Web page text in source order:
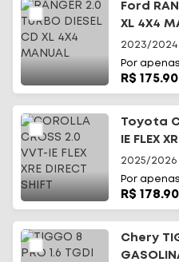
Ford
XL 4X4
2023/2024
Por apenas
R$
Toyota
IE FLEX
2025/2026
Por apenas
R$
Chery